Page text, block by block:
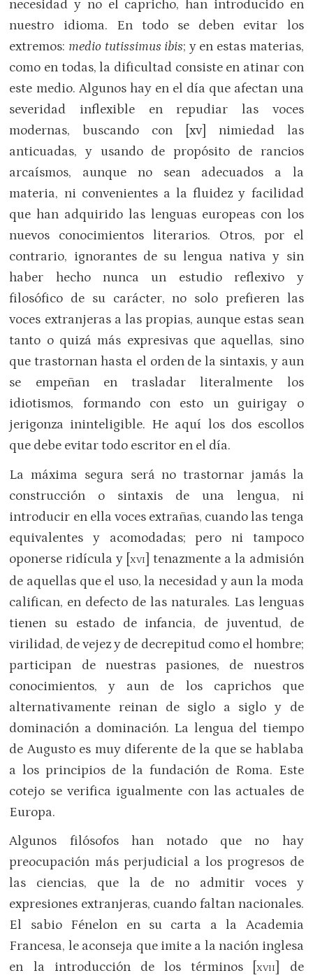
necesidad y no el capricho, han introducido en
nuestro idioma. En todo se deben evitar los
extremos: medio tutissimus ibis; y en estas materias,
como en todas, la dificultad consiste en atinar con
este medio. Algunos hay en el día que afectan una
severidad inflexible en repudiar las voces
modernas, buscando con [xv] nimiedad las
anticuadas, y usando de propósito de rancios
arcaísmos, aunque no sean adecuados a la
materia, ni convenientes a la fluidez y facilidad
que han adquirido las lenguas europeas con los
nuevos conocimientos literarios. Otros, por el
contrario, ignorantes de su lengua nativa y sin
haber hecho nunca un estudio reflexivo y
filosófico de su carácter, no solo prefieren las
voces extranjeras a las propias, aunque estas sean
tanto o quizá más expresivas que aquellas, sino
que trastornan hasta el orden de la sintaxis, y aun
se empeñan en trasladar literalmente los
idiotismos, formando con esto un guirigay o
jerigonza ininteligible. He aquí los dos escollos
que debe evitar todo escritor en el día.
La máxima segura será no trastornar jamás la
construcción o sintaxis de una lengua, ni
introducir en ella voces extrañas, cuando las tenga
equivalentes y acomodadas; pero ni tampoco
oponerse ridícula y [XVI
] tenazmente a la admisión
de aquellas que el uso, la necesidad y aun la moda
califican, en defecto de las naturales. Las lenguas
tienen su estado de infancia, de juventud, de
virilidad, de vejez y de decrepitud como el hombre;
participan de nuestras pasiones, de nuestros
conocimientos, y aun de los caprichos que
alternativamente reinan de siglo a siglo y de
dominación a dominación. La lengua del tiempo
de Augusto es muy diferente de la que se hablaba
a los principios de la fundación de Roma. Este
cotejo se verifica igualmente con las actuales de
Europa.
Algunos filósofos han notado que no hay
preocupación más perjudicial a los progresos de
las ciencias, que la de no admitir voces y
expresiones extranjeras, cuando faltan nacionales.
El sabio Fénelon en su carta a la Academia
Francesa, le aconseja que imite a la nación inglesa
en la introducción de los términos [XVII
] de